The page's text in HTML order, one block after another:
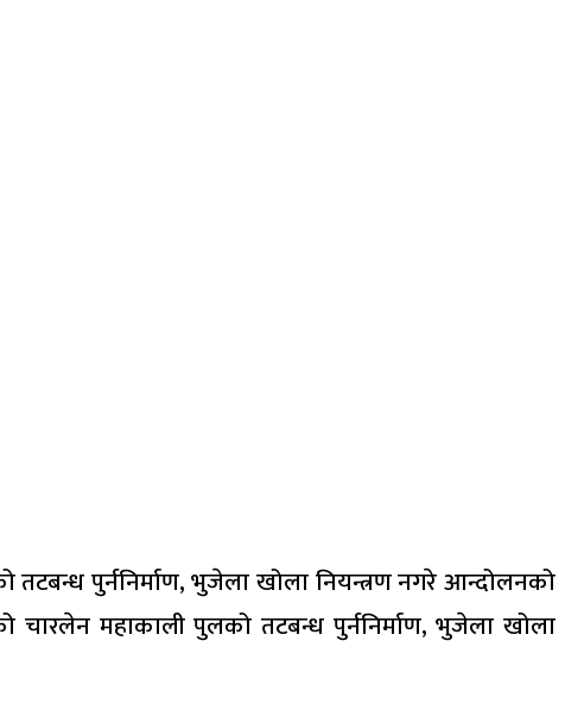
तटबन्ध पुर्ननिर्माण, भुजेला खोला नियन्त्रण नगरे आन्दोलनको
चारलेन महाकाली पुलको तटबन्ध पुर्ननिर्माण, भुजेला खोला